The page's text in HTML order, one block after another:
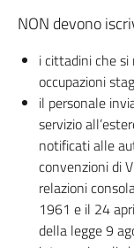
NON devono
i cittadini che si
occupazioni
il personale
servizio
notificati alle
convenzioni di
relazioni
1961 e il 24
della legge 9